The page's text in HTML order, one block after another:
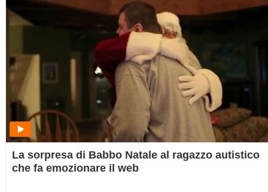
La sorpresa di Babbo Natale al ragazzo autistico
che fa emozionare il web